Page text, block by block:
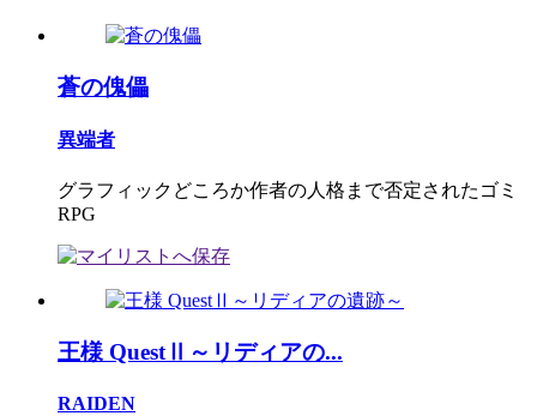
蒼の傀儡
異端者
グラフィックどころか作者の人格まで否定されたゴミ
RPG
王様 QuestⅡ～リディアの...
RAIDEN